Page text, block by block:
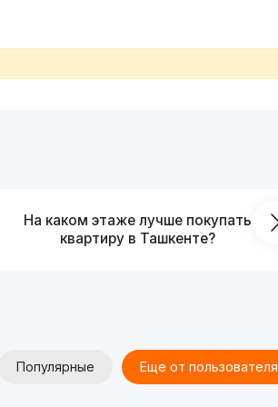
На каком этаже лучше покупать
квартиру в Ташкенте?
Популярные Еще от пользователя